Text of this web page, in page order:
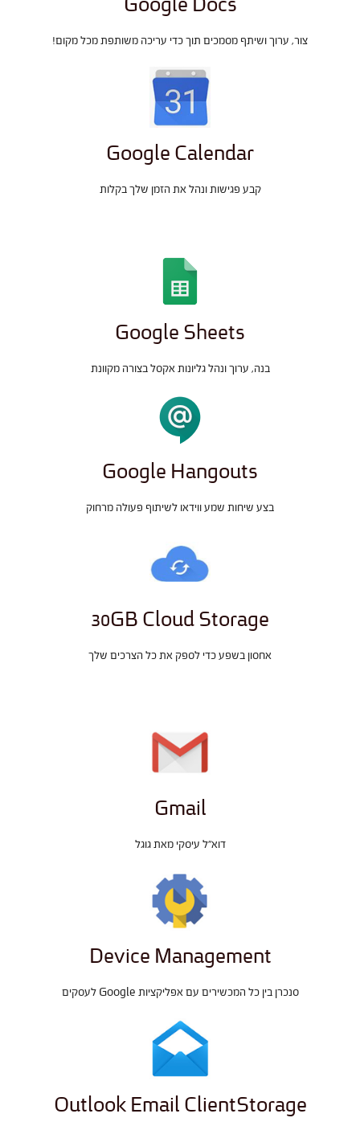
Google Docs
צור, ערוך ושיתף מסמכים תוך כדי עריכה משותפת מכל מקום!
Google Calendar
קבע פגישות ונהל את הזמן שלך בקלות
Google Sheets
בנה, ערוך ונהל גליונות אקסל בצורה מקוונת
Google Hangouts
בצע שיחות שמע ווידאו לשיתוף פעולה מרחוק
30GB Cloud Storage
אחסון בשפע כדי לספק את כל הצרכים שלך
Gmail
דוא"ל עיסקי מאת גוגל
Device Management
סנכרן בין כל המכשירים עם אפליקציות Google לעסקים
Outlook Email ClientStorage